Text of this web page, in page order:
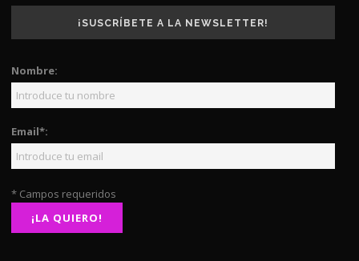
¡SUSCRÍBETE A LA NEWSLETTER!
Nombre:
Email*:
* Campos requeridos